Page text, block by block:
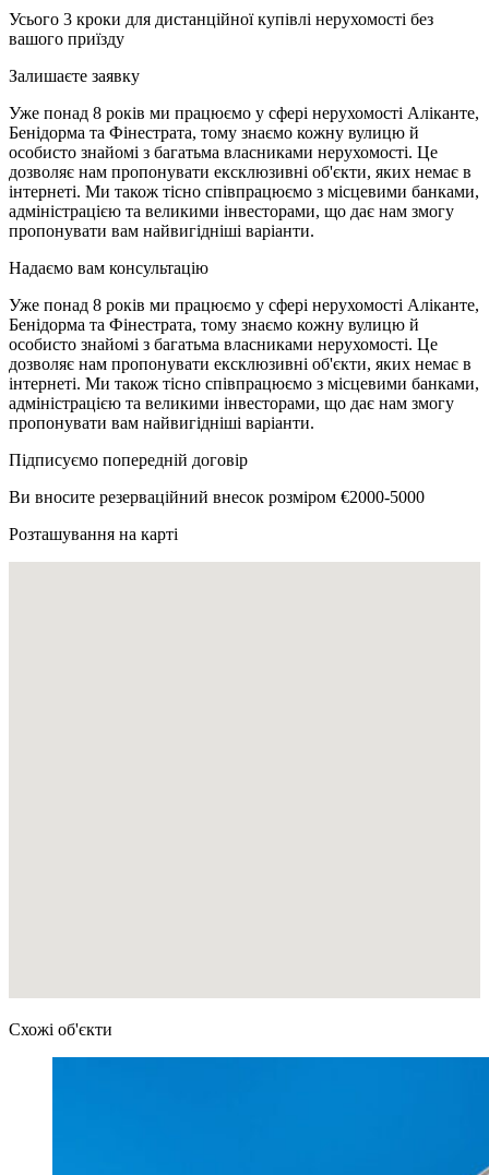
Усього 3 кроки для дистанційної купівлі нерухомості без
вашого приїзду
Залишаєте заявку
Уже понад 8 років ми працюємо у сфері нерухомості Аліканте,
Бенідорма та Фінестрата, тому знаємо кожну вулицю й
особисто знайомі з багатьма власниками нерухомості. Це
дозволяє нам пропонувати ексклюзивні об'єкти, яких немає в
інтернеті. Ми також тісно співпрацюємо з місцевими банками,
адміністрацією та великими інвесторами, що дає нам змогу
пропонувати вам найвигідніші варіанти.
Надаємо вам консультацію
Уже понад 8 років ми працюємо у сфері нерухомості Аліканте,
Бенідорма та Фінестрата, тому знаємо кожну вулицю й
особисто знайомі з багатьма власниками нерухомості. Це
дозволяє нам пропонувати ексклюзивні об'єкти, яких немає в
інтернеті. Ми також тісно співпрацюємо з місцевими банками,
адміністрацією та великими інвесторами, що дає нам змогу
пропонувати вам найвигідніші варіанти.
Підписуємо попередній договір
Ви вносите резерваційний внесок розміром €2000-5000
Розташування на карті
Схожі об'єкти